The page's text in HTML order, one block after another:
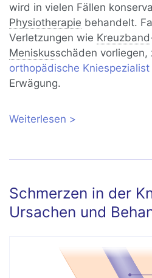
wird in vielen Fällen
Physiotherapie behandelt.
Verletzungen wie Kreuzband
Meniskusschäden vorliegen,
orthopädische Kniespezialist
Erwägung.
Weiterlesen über
Schmerzen in der
Ursachen und